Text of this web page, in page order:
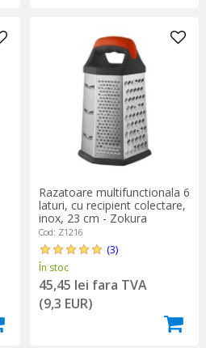
Razatoare multifunctionala 6
laturi, cu recipient colectare,
inox, 23 cm - Zokura
Cod: Z1216
(3)
În stoc
45,45 lei fara TVA
(9,3 EUR)